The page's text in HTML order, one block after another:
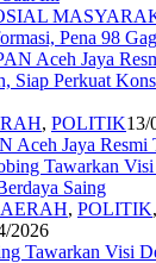
Pena 98
, POLITIK13/
Aceh Jaya
, POLITIK,
2026
Tawarkan Visi